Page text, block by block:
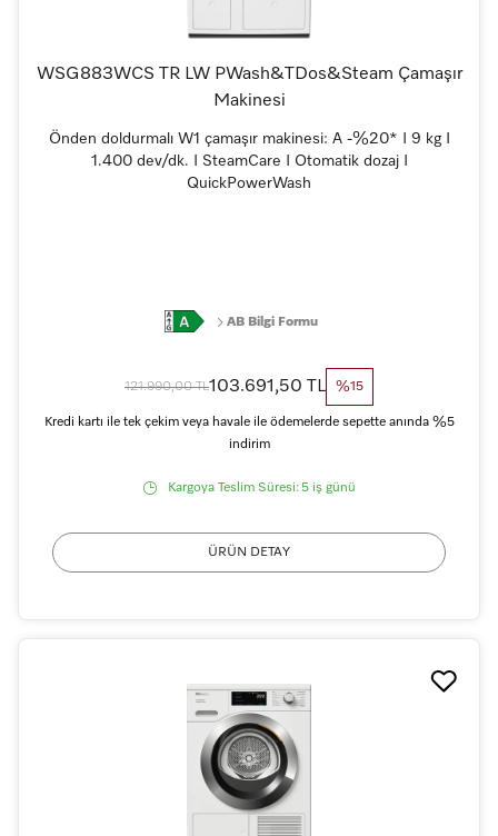
WSG883WCS TR LW PWash&TDos&Steam Çamaşır
Makinesi
Önden doldurmalı W1 çamaşır makinesi: A -%20* I 9 kg I
1.400 dev/dk. I SteamCare I Otomatik dozaj I
QuickPowerWash
AB Bilgi Formu
121.990,00 TL103.691,50 TL %15
Kredi kartı ile tek çekim veya havale ile ödemelerde sepette anında %5
indirim
Kargoya Teslim Süresi: 5 iş günü
ÜRÜN DETAY